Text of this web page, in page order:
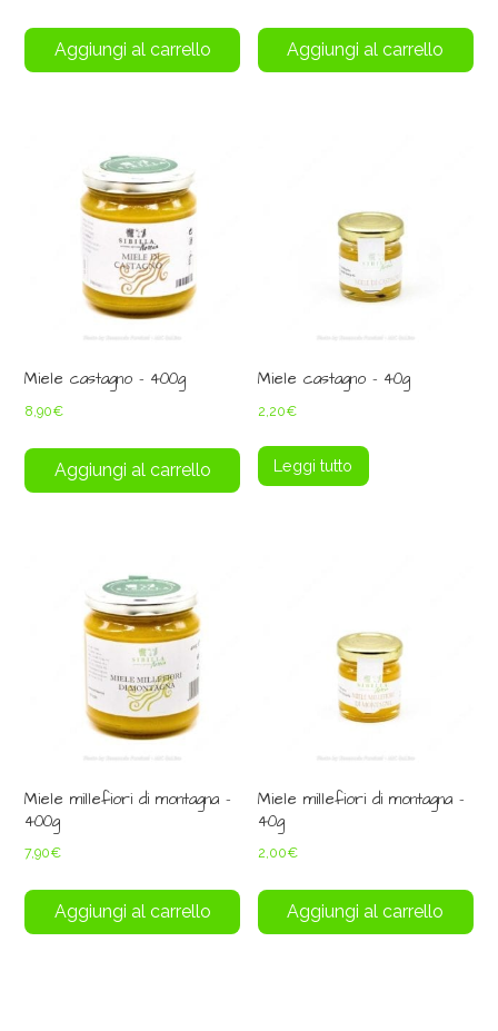
Aggiungi al carrello Aggiungi al carrello
Miele castagno – 400g
8,90€
Aggiungi al carrello
Miele castagno – 40g
2,20€
Leggi tutto
Miele millefiori di montagna –
400g
7,90€
Aggiungi al carrello
Miele millefiori di montagna –
40g
2,00€
Aggiungi al carrello